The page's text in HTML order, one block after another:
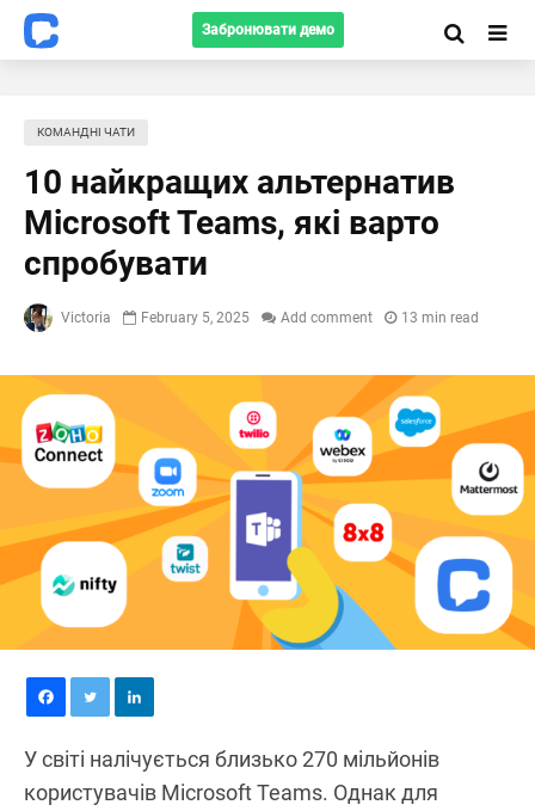
Забронювати демо
КОМАНДНІ ЧАТИ
10 найкращих альтернатив
Microsoft Teams, які варто
спробувати
Victoria February 5, 2025 Add comment 13 min read
У світі налічується близько 270 мільйонів
користувачів Microsoft Teams. Однак для